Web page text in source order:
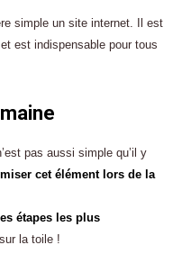
simple un site internet. Il est
est indispensable pour tous
pas aussi simple qu’il y
cet élément lors de la
étapes les plus
la toile !